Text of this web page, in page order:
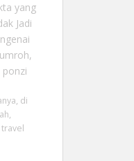
yang
Jadi
di